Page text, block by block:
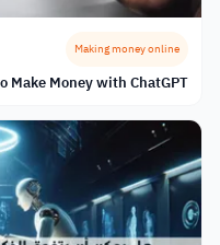
Making money online
Make Money with ChatGPT!